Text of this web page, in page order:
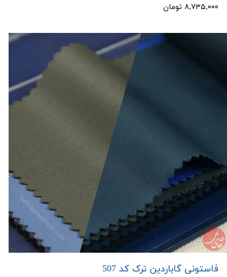
۸,۷۳۵,۰۰۰ تومان
فاستونی گاباردین ترک کد 507